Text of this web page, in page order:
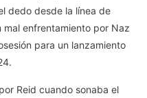
dedo desde la línea de
enfrentamiento por Naz
para un lanzamiento
Reid cuando sonaba el